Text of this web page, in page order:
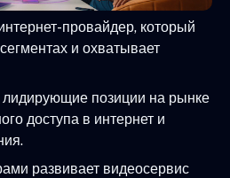
провайдер, который
и охватывает
лидирующие позиции на рынке
доступа в интернет и
развивает видеосервис